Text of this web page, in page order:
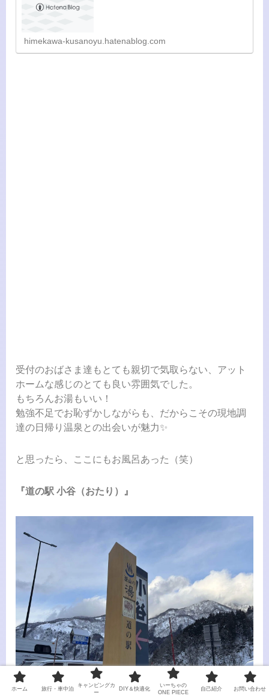
himekawa-kusanoyu.hatenablog.com
受付のおばさま達もとても親切で気取らない、アット
ホームな感じのとても良い雰囲気でした。
もちろんお湯もいい！
勉強不足でお恥ずかしながらも、だからこその現地調
達の日帰り温泉との出会いが魅力✨
と思ったら、ここにもお風呂あった（笑）
『道の駅 小谷（おたり）』
ホーム 旅行・車中泊
キャンピングカ
ー
DIY＆快適化
いーちゃの
ONE PIECE
自己紹介 お問い合わせ